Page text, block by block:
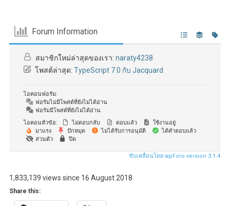
Forum Information
สมาชิกใหม่ล่าสุดของเรา: naraty4238
โพสต์ล่าสุด: TypeScript 7.0 กับ Jacquard
ไอคอนฟอรัม:
ฟอรัมไม่มีโพสต์ที่ยังไม่ได้อ่าน
ฟอรัมมีโพสต์ที่ยังไม่ได้อ่าน
ไอคอนหัวข้อ:
ไม่ตอบกลับ ตอบแล้ว
ใช้งานอยู่
มาแรง
ปักหมุด ไม่ได้รับการอนุมัติ
ได้คำตอบแล้ว
ส่วนตัว
ปิด
ขับเคลื่อนโดย wpForo version 3.1.4
1,833,139 views since 16 August 2018
Share this: